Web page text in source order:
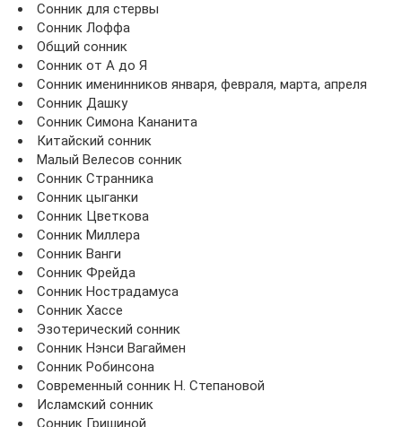
Сонник для стервы
Сонник Лоффа
Общий сонник
Сонник от А до Я
Сонник именинников января, февраля, марта, апреля
Сонник Дашку
Сонник Симона Кананита
Китайский сонник
Малый Велесов сонник
Сонник Странника
Сонник цыганки
Сонник Цветкова
Сонник Миллера
Сонник Ванги
Сонник Фрейда
Сонник Нострадамуса
Сонник Хассе
Эзотерический сонник
Сонник Нэнси Вагаймен
Сонник Робинсона
Современный сонник Н. Степановой
Исламский сонник
Сонник Гришиной